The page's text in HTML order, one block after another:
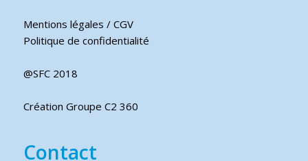
Mentions légales / CGV
Politique de confidentialité
@SFC 2018
Création Groupe C2 360
Contact